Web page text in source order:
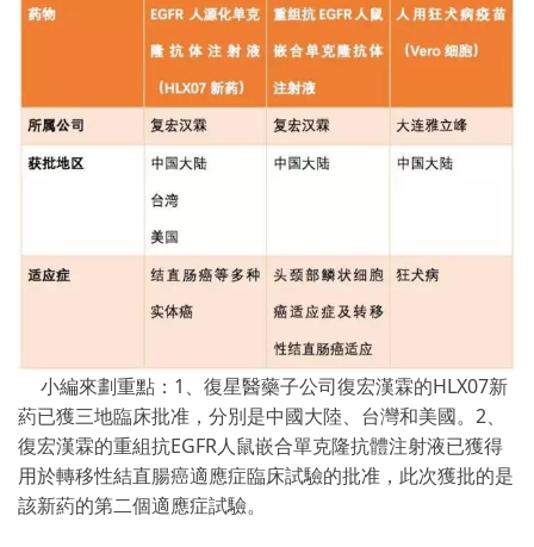
小編來劃重點：1、復星醫藥子公司復宏漢霖的HLX07新
葯已獲三地臨床批准，分別是中國大陸、台灣和美國。2、
復宏漢霖的重組抗EGFR人鼠嵌合單克隆抗體注射液已獲得
用於轉移性結直腸癌適應症臨床試驗的批准，此次獲批的是
該新葯的第二個適應症試驗。